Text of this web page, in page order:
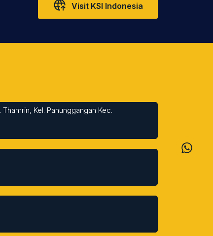
Visit KSI Indonesia
Kel. Panunggangan Kec.